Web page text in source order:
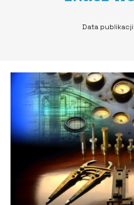
Data